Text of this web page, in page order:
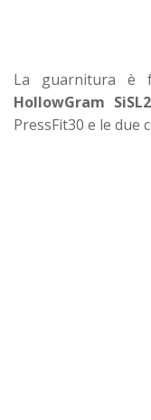
La guarnitura è
HollowGram SiSL2
PressFit30 e le due